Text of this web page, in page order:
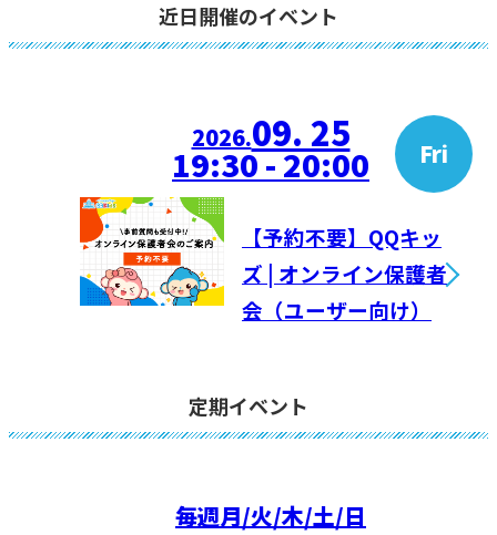
近日開催のイベント
2026.09. 25 Fri
19:30 - 20:00
【予約不要】QQキッ
ズ | オンライン保護者
会（ユーザー向け）
定期イベント
毎週月/火/木/土/日